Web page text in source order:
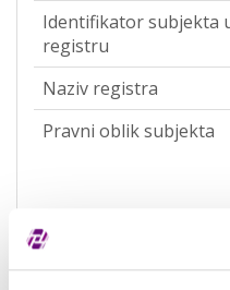
Identifikator subjekta
registru
Naziv registra
Pravni oblik subjekta